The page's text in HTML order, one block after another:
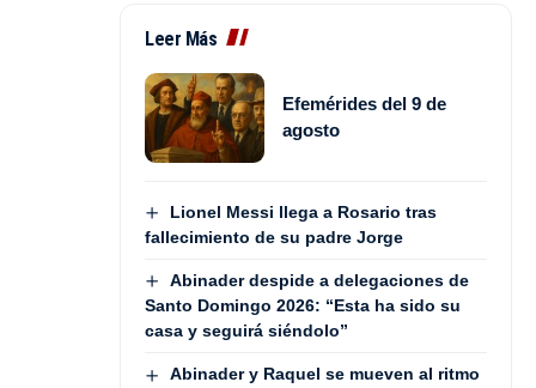
Leer Más
Efemérides del 9 de
agosto
Lionel Messi llega a Rosario tras
fallecimiento de su padre Jorge
Abinader despide a delegaciones de
Santo Domingo 2026: “Esta ha sido su
casa y seguirá siéndolo”
Abinader y Raquel se mueven al ritmo